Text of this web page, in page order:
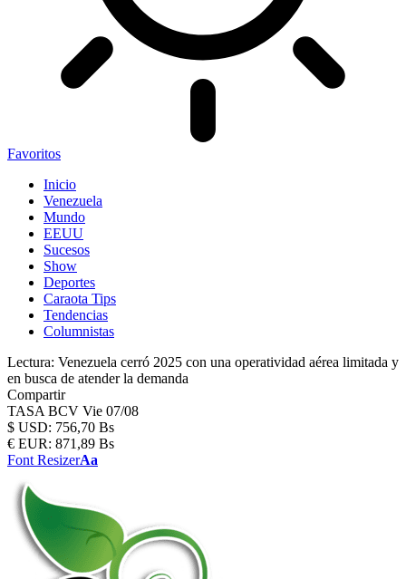
Favoritos
Inicio
Venezuela
Mundo
EEUU
Sucesos
Show
Deportes
Caraota Tips
Tendencias
Columnistas
Lectura: Venezuela cerró 2025 con una operatividad aérea limitada y
en busca de atender la demanda
Compartir
TASA BCV Vie 07/08
$ USD: 756,70 Bs
€ EUR: 871,89 Bs
Font ResizerAa